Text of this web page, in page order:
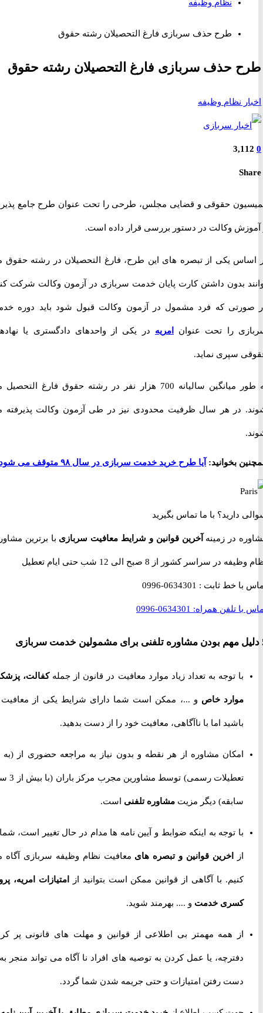
نظام وظیفه
طرح حذف سربازی فارغ التحصیلان رشته حقوق
حذف سربازی فارغ التحصیلان رشته حقوق
نظام وظیفه
حقوقی و قضایی مجلس، طرحی را تحت عنوان طرح جامع پذیرش
وکالت در دستور بررسی قرار داده است.
یکی از تبصره های این طرح، فارغ التحصیلان در رشته حقوق می
بدون داشتن کارت پایان خدمت سربازی در آزمون وکالت شرکت کنند.
که فرد مشمول در آزمون وکالت قبول شود باید دوره خدمت
را تحت عنوانامریه در یکی از واحدهای دادگستری یا نهادهای
سپری نماید.
به طور میانگین سالیانه 700 هزار نفر در رشته حقوق فارغ التحصیل می
در هر سال ظرفیت محدودی نیز در طی آزمون وکالت پذیرفته می
بخوانید: آیا طرح خرید خدمت سربازی در سال ۹۸ متوقف می شود؟
دارید؟ با ما تماس بگیرید
در زمینهآخرین قوانین و شرایط معافیت سربازیبا برترین مشاوران
در سراسر کشور از 8 صبح الی 12 شب حتی ایام تعطیل
با خط ثابت :0634301-0996
تلفن همراه:0634301-0996
با توجه به تعداد زیاد موارد معافیت در قانون از جملهکفالت، پزشکی،
موارد خاصو ...، ممکن است شما دارای شرایط یکی از معافیت ها
باشید اما با ناآگاهی، معافیت خود را از دست بدهید.
امکان مشاوره از هر نقطه و بدون نیاز به مراجعه حضوری از (به جز
تعطیلات رسمی) توسط مشاورین مجرب مرکز باران (با بیش از 3 سال
سابقه) دیگر مزیت مشاوره تلفنیاست.
با توجه به اینکه ضوابط و آیین نامه ها مدام در حال تغییر است، شما را
اخرین قوانین و تبصره هایمعافیت نظام وظیفه سربازی آگاه می
کنیم. با آگاهی از قوانین ممکن است بتوانید ازامتیازات امریه، پروژه
کسری خدمتو .... بهرمند شوید.
از همه مهمتر بی اطلاعی از قوانین و مهلت های قانونی پر کردن
دفترچه، یا عمل کردن به توصیه های افراد نا آگاه می تواند منجر به از
دست رفتن امتیازات و حتی جریمه شدن شما گردد.